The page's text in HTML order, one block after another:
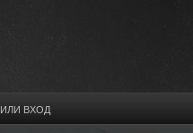
ИЛИ ВХОД